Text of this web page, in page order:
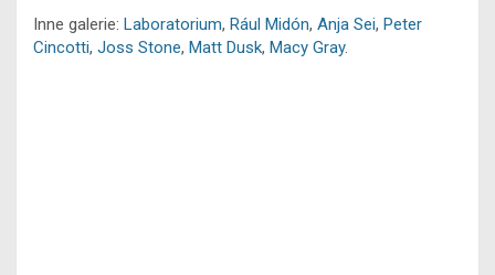
Inne galerie: Laboratorium, Rául Midón, Anja Sei, Peter
Cincotti, Joss Stone, Matt Dusk, Macy Gray.